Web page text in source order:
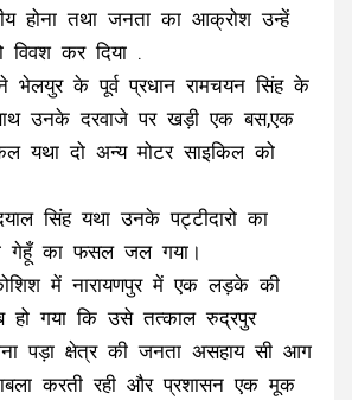
होना तथा जनता का आक्रोश उन्हें
कर दिया .
भेलयुर के पूर्व प्रधान रामचयन सिंह के
उनके दरवाजे पर खड़ी एक बस,एक
यथा दो अन्य मोटर साइकिल को
सिंह यथा उनके पट्टीदारो का
गेहूँ का फसल जल गया।
में नारायणपुर में एक लड़के की
हो गया कि उसे तत्काल रुद्रपुर
पड़ा क्षेत्र की जनता असहाय सी आग
करती रही और प्रशासन एक मूक